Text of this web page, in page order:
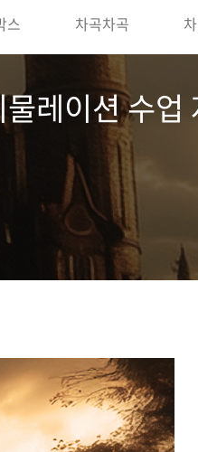
스 차곡차곡
레이션 수